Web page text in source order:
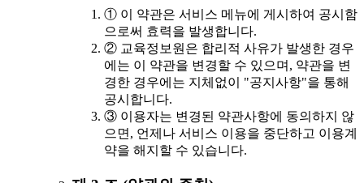
① 이 약관은 서비스 메뉴에 게시하여 공시함
으로써 효력을 발생합니다.
② 교육정보원은 합리적 사유가 발생한 경우
에는 이 약관을 변경할 수 있으며, 약관을 변
경한 경우에는 지체없이 "공지사항"을 통해
공시합니다.
③ 이용자는 변경된 약관사항에 동의하지 않
으면, 언제나 서비스 이용을 중단하고 이용계
약을 해지할 수 있습니다.